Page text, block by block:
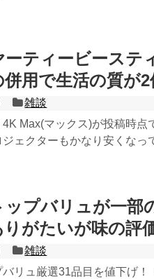
ーティービーステ
用で生活の質が2
雑談
4K Max(マックス)が投稿時点
ェクターもかなり安くなっ
ップバリュが一部
りがたいが味の評
雑談
バリュ厳選31品目を値下げ